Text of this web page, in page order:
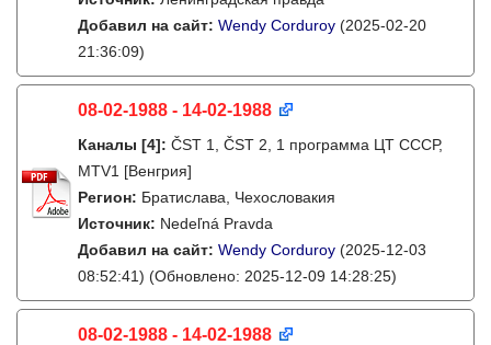
Добавил на сайт: Wendy Corduroy (2025-02-20
21:36:09)
08-02-1988 - 14-02-1988
Каналы [4]: ČST 1, ČST 2, 1 программа ЦТ СССР,
MTV1 [Венгрия]
Регион: Братислава, Чехословакия
Источник: Nedeľná Pravda
Добавил на сайт: Wendy Corduroy (2025-12-03
08:52:41) (Обновлено: 2025-12-09 14:28:25)
08-02-1988 - 14-02-1988